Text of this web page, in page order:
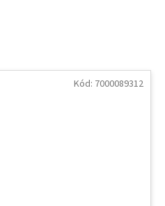
Kód: 7000089312